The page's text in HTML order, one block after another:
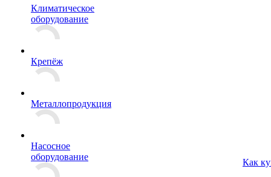
Климатическое
оборудование
Крепёж
Металлопродукция
Насосное
оборудование
Как